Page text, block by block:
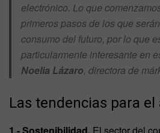
electrónico. Lo que
primeros pasos de los que
consumo del futuro, por lo que
particularmente interesante en
Noelia Lázaro, directora de
Las tendencias para el